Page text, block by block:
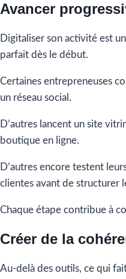
Avancer
Digitaliser son activité est
parfait dès le début.
Certaines entrepreneuses
un réseau social.
D’autres lancent un site
boutique en ligne.
D’autres encore testent
clientes avant de structurer
Chaque étape contribue à
Créer de la
Au-delà des outils, ce qui